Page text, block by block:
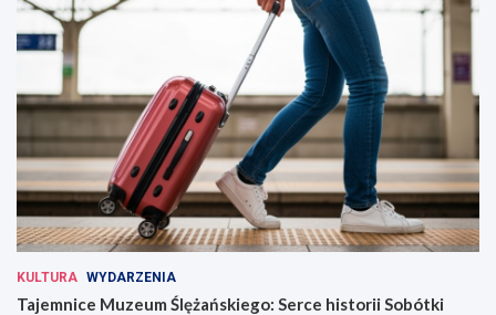
KULTURA WYDARZENIA
Tajemnice Muzeum Ślężańskiego: Serce historii Sobótki